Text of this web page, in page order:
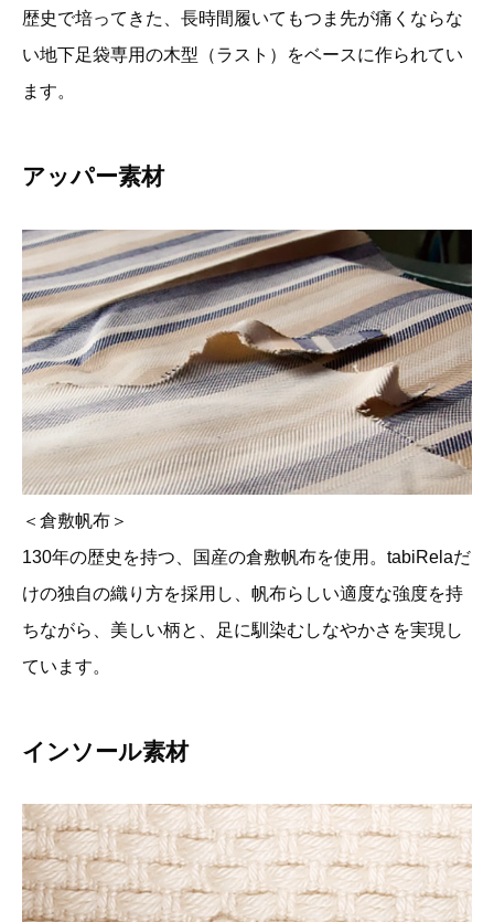
歴史で培ってきた、長時間履いてもつま先が痛くならな
い地下足袋専用の木型（ラスト）をベースに作られてい
ます。
アッパー素材
＜倉敷帆布＞
130年の歴史を持つ、国産の倉敷帆布を使用。tabiRelaだ
けの独自の織り方を採用し、帆布らしい適度な強度を持
ちながら、美しい柄と、足に馴染むしなやかさを実現し
ています。
インソール素材